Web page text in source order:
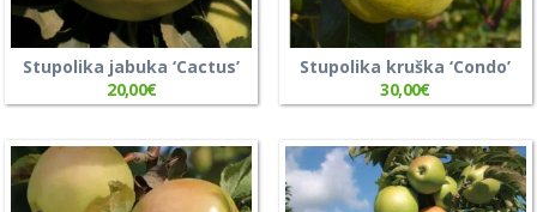
Stupolika jabuka ‘Cactus’
20,00€
Stupolika kruška ‘Condo’
30,00€